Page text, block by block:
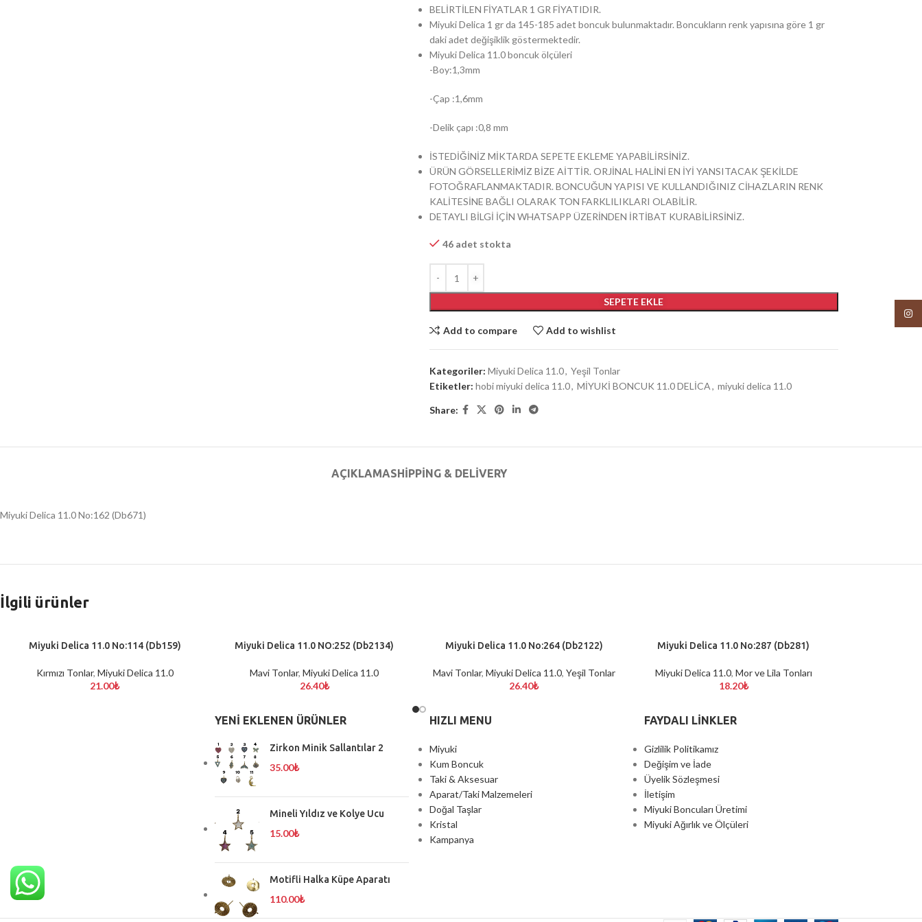
BELİRTİLEN FİYATLAR 1 GR FİYATIDIR.
Miyuki Delica 1 gr da 145-185 adet boncuk bulunmaktadır. Boncukların renk yapısına göre 1 gr
daki adet değişiklik göstermektedir.
Miyuki Delica 11.0 boncuk ölçüleri
-Boy:1,3mm
-Çap :1,6mm
-Delik çapı :0,8 mm
İSTEDİĞİNİZ MİKTARDA SEPETE EKLEME YAPABİLİRSİNİZ.
ÜRÜN GÖRSELLERİMİZ BİZE AİTTİR. ORJİNAL HALİNİ EN İYİ YANSITACAK ŞEKİLDE
FOTOĞRAFLANMAKTADIR. BONCUĞUN YAPISI VE KULLANDIĞINIZ CİHAZLARIN RENK
KALİTESİNE BAĞLI OLARAK TON FARKLILIKLARI OLABİLİR.
DETAYLI BİLGİ İÇİN WHATSAPP ÜZERİNDEN İRTİBAT KURABİLİRSİNİZ.
46 adet stokta
SEPETE EKLE
Add to compare Add to wishlist
Kategoriler: Miyuki Delica 11.0, Yeşil Tonlar
Etiketler: hobi miyuki delica 11.0, MİYUKİ BONCUK 11.0 DELİCA, miyuki delica 11.0
Share:
AÇIKLAMASHIPPING & DELIVERY
Miyuki Delica 11.0 No:162 (Db671)
İlgili ürünler
SEPETE EKLE
Miyuki Delica 11.0 No:114 (Db159)
Kırmızı Tonlar, Miyuki Delica 11.0
21.00₺
SEPETE EKLE
Miyuki Delica 11.0 NO:252 (Db2134)
Mavi Tonlar,Miyuki Delica 11.0
26.40₺
SEPETE EKLE
Miyuki Delica 11.0 No:264 (Db2122)
Mavi Tonlar, Miyuki Delica 11.0, Yeşil Tonlar
26.40₺
SEPETE EKLE
Miyuki Delica 11.0 No:287 (Db281)
Miyuki Delica 11.0, Mor ve Lila Tonları
18.20₺
YENI EKLENEN ÜRÜNLER
Zirkon Minik Sallantılar 2
35.00₺
Mineli Yıldız ve Kolye Ucu
15.00₺
Motifli Halka Küpe Aparatı
110.00₺
HIZLI MENU
Miyuki
Kum Boncuk
Taki & Aksesuar
Aparat/Taki Malzemeleri
Doğal Taşlar
Kristal
Kampanya
FAYDALI LİNKLER
Gizlilik Politikamız
Değişim ve İade
Üyelik Sözleşmesi
İletişim
Miyuki Boncuları Üretimi
Miyuki Ağırlık ve Ölçüleri